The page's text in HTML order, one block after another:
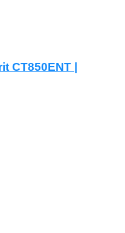
CT850ENT |